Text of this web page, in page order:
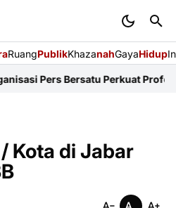
RuangPublikKhazanahGayaHidup
Bersatu Perkuat
Kota di Jabar